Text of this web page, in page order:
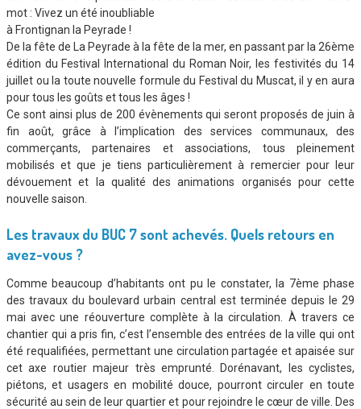
mot : Vivez un été inoubliable
à Frontignan la Peyrade !
De la fête de La Peyrade à la fête de la mer, en passant par la 26ème
édition du Festival International du Roman Noir, les festivités du 14
juillet ou la toute nouvelle formule du Festival du Muscat, il y en aura
pour tous les goûts et tous les âges !
Ce sont ainsi plus de 200 évènements qui seront proposés de juin à
fin août, grâce à l’implication des services communaux, des
commerçants, partenaires et associations, tous pleinement
mobilisés et que je tiens particulièrement à remercier pour leur
dévouement et la qualité des animations organisés pour cette
nouvelle saison.
Les travaux du BUC 7 sont achevés. Quels retours en
avez-vous ?
Comme beaucoup d’habitants ont pu le constater, la 7ème phase
des travaux du boulevard urbain central est terminée depuis le 29
mai avec une réouverture complète à la circulation. À travers ce
chantier qui a pris fin, c’est l’ensemble des entrées de la ville qui ont
été requalifiées, permettant une circulation partagée et apaisée sur
cet axe routier majeur très emprunté. Dorénavant, les cyclistes,
piétons, et usagers en mobilité douce, pourront circuler en toute
sécurité au sein de leur quartier et pour rejoindre le cœur de ville. Des